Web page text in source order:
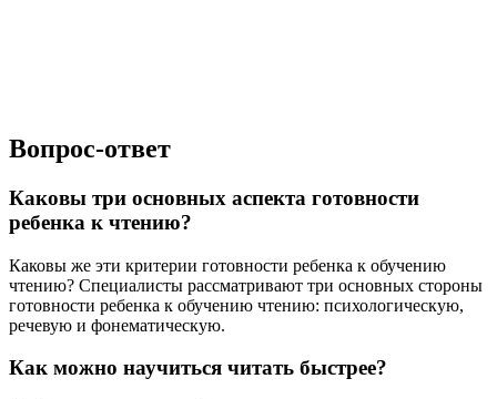
Вопрос-ответ
Каковы три основных аспекта готовности
ребенка к чтению?
Каковы же эти критерии готовности ребенка к обучению
чтению? Специалисты рассматривают три основных стороны
готовности ребенка к обучению чтению: психологическую,
речевую и фонематическую.
Как можно научиться читать быстрее?